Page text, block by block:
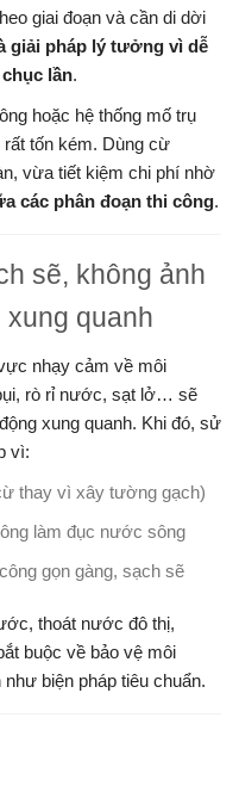
giai đoạn và cần di dời
giải pháp lý tưởng vì dễ
lần.
hoặc hệ thống mố trụ
tốn kém. Dùng cừ
vừa tiết kiệm chi phí nhờ
các phân đoạn thi công.
sẽ, không ảnh
quanh
nhạy cảm về môi
rò rỉ nước, sạt lở… sẽ
xung quanh. Khi đó, sử
vì:
thay vì xây tường gạch)
làm đục nước sông
gọn gàng, sạch sẽ
thoát nước đô thị,
buộc về bảo vệ môi
biện pháp tiêu chuẩn.